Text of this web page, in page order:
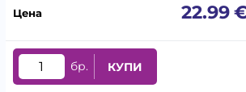
22.99
бр. КУПИ